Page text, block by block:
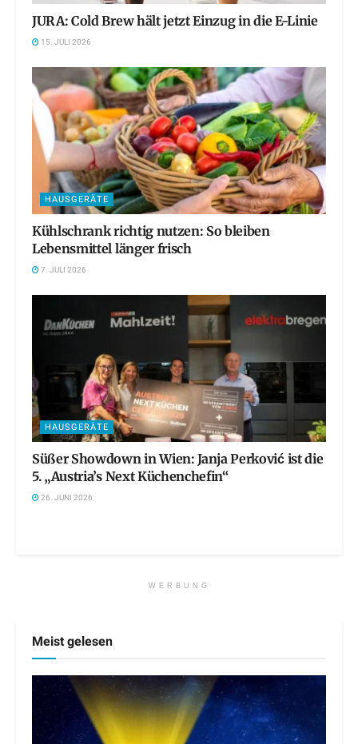
JURA: Cold Brew hält jetzt Einzug in die E-Linie
15. JULI 2026
HAUSGERÄTE
Kühlschrank richtig nutzen: So bleiben
Lebensmittel länger frisch
7. JULI 2026
HAUSGERÄTE
Süßer Showdown in Wien: Janja Perković ist die
5. „Austria’s Next Küchenchefin“
26. JUNI 2026
WERBUNG
Meist gelesen